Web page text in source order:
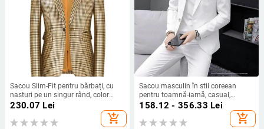
Sacou Slim-Fit pentru bărbați, cu
nasturi pe un singur rând, color
blocking, țesătură din poliester cu
căptușeală acetată, stil japonez
proaspăt, primăvară
230.07 Lei
add_shopping_cart
Sacou masculin în stil coreean
pentru toamnă-iarnă, casual,
croială slim, set din două piese, stil
158.12 - 356.33 Lei
add_shopping_cart